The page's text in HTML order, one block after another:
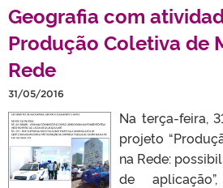
TELEFONES
Geografia com
Produção Coletiva de
Rede
31/05/2016
Na terça-feira,
projeto
na Rede:
de